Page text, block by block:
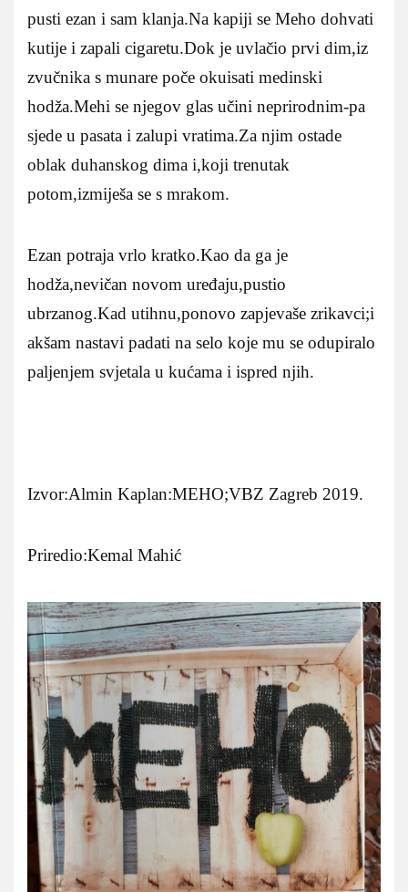
pusti ezan i sam klanja.Na kapiji se Meho dohvati
kutije i zapali cigaretu.Dok je uvlačio prvi dim,iz
zvučnika s munare poče okuisati medinski
hodža.Mehi se njegov glas učini neprirodnim-pa
sjede u pasata i zalupi vratima.Za njim ostade
oblak duhanskog dima i,koji trenutak
potom,izmiješa se s mrakom.
Ezan potraja vrlo kratko.Kao da ga je
hodža,nevičan novom uređaju,pustio
ubrzanog.Kad utihnu,ponovo zapjevaše zrikavci;i
akšam nastavi padati na selo koje mu se odupiralo
paljenjem svjetala u kućama i ispred njih.
Izvor:Almin Kaplan:MEHO;VBZ Zagreb 2019.
Priredio:Kemal Mahić